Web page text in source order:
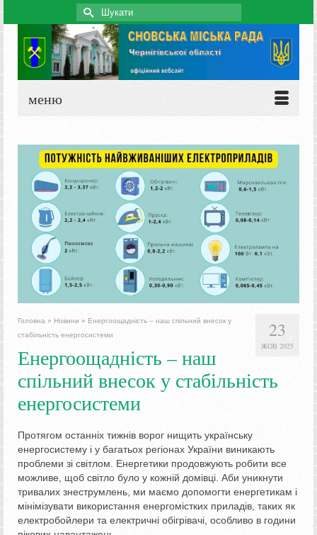
Search
for:
меню
23
ЖОВ 2025
Головна » Новини » Енергоощадність – наш спільний внесок у
стабільність енергосистеми
Енергоощадність – наш
спільний внесок у стабільність
енергосистеми
Протягом останніх тижнів ворог нищить українську
енергосистему і у багатьох регіонах України виникають
проблеми зі світлом. Енергетики продовжують робити все
можливе, щоб світло було у кожній домівці. Аби уникнути
тривалих знеструмлень, ми маємо допомогти енергетикам і
мінімізувати використання енергомістких приладів, таких як
електробойлери та електричні обігрівачі, особливо в години